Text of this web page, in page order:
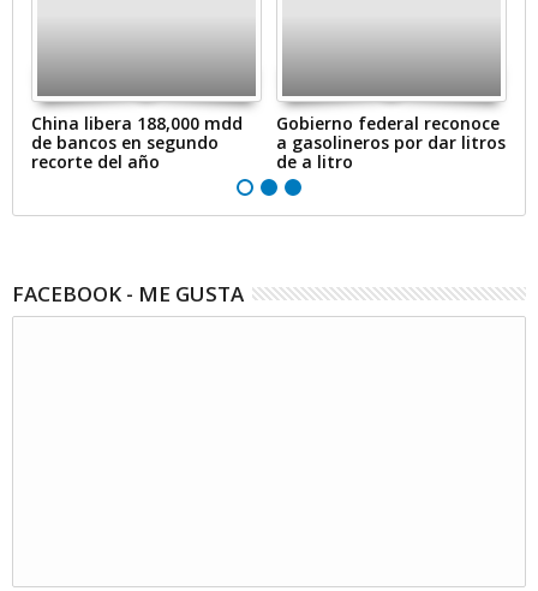
China libera 188,000 mdd
de bancos en segundo
recorte del año
Gobierno federal reconoce
a gasolineros por dar litros
de a litro
FACEBOOK - ME GUSTA